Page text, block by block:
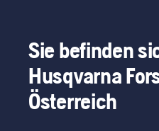
Sie befinden
Husqvarna
Österreich